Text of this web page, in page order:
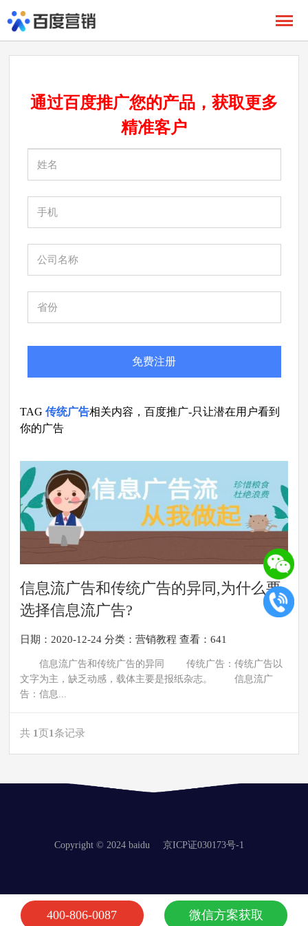
通过百度推广您的产品，获取更多
精准客户
免费注册
TAG传统广告相关内容，百度推广-只让潜在用户看到
你的广告
信息流广告和传统广告的异同,为什么要
选择信息流广告?
日期：2020-12-24 分类：营销教程 查看：641
信息流广告和传统广告的异同 传统广告：传统广告以
文字为主，缺乏动感，载体主要是报纸杂志。 信息流广
告：信息...
共 1页1条记录
Copyright © 2024 baidu 京ICP证030173号-1
400-806-0087 微信方案获取